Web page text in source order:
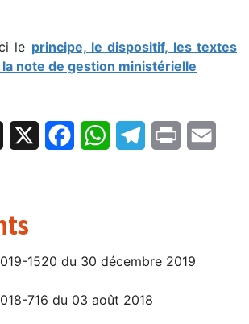
le principe, le dispositif, les textes
note de gestion ministérielle
Threads FacebookWhatsAppTelegram
Print
1520 du 30 décembre 2019
716 du 03 août 2018